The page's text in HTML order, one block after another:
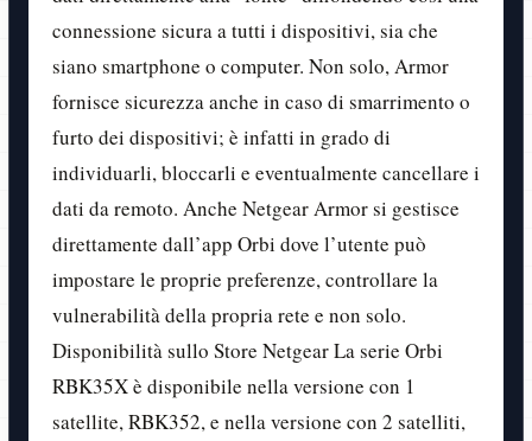
connessione sicura a tutti i dispositivi, sia che
siano smartphone o computer. Non solo, Armor
fornisce sicurezza anche in caso di smarrimento o
furto dei dispositivi; è infatti in grado di
individuarli, bloccarli e eventualmente cancellare i
dati da remoto. Anche Netgear Armor si gestisce
direttamente dall’app Orbi dove l’utente può
impostare le proprie preferenze, controllare la
vulnerabilità della propria rete e non solo.
Disponibilità sullo Store Netgear La serie Orbi
RBK35X è disponibile nella versione con 1
satellite, RBK352, e nella versione con 2 satelliti,